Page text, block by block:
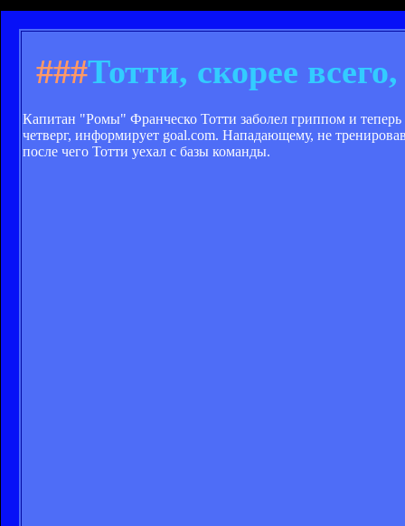
###Тотти, скорее
Капитан "Ромы" Франческо Тотти заболел гриппом и
четверг, информирует goal.com. Нападающему, не
после чего Тотти уехал с базы команды.